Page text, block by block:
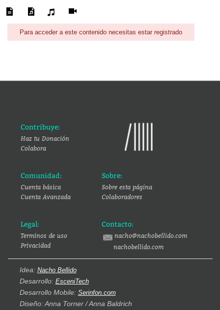
Para acceder a este contenido necesitas estar registrado
Contribuye:
Haz tu Donación
Colabora
Comunidad:
Cuenta básica
Cuenta Avanzada
Sobre:
Sobre esta página
Colaboradores
Legal:
Terminos de uso
Privacidad
Contacto:
nacho@nachobellido.com
nachobellido.com
Idea: Nacho Bellido
Desarrollo: EsceniTech
Desarrollo Mobile: Serinfon.com
Diseño: Anna Torner / Anna Baldrich